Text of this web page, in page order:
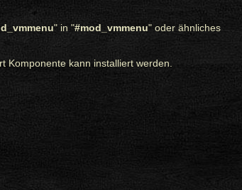
" in "#mod_vmmenu" oder ähnliches
Komponente kann installiert werden.